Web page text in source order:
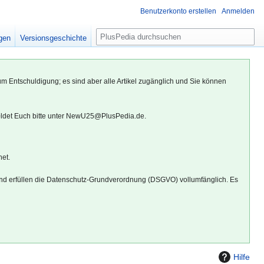
Entschuldigung; es sind aber alle Artikel zugänglich und Sie können
Euch bitte unter NewU25@PlusPedia.de.
erfüllen die Datenschutz-Grundverordnung (DSGVO) vollumfänglich. Es
Hilfe
Benutzerkonto erstellen Anmelden
Versionsgeschichte
S
u
c
e